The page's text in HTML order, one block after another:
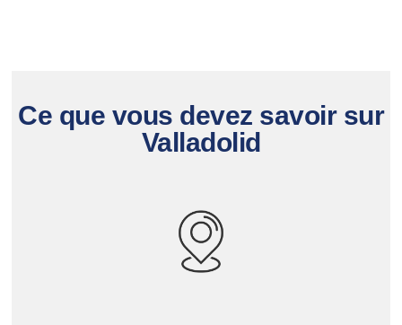
Ce que vous devez savoir sur
Valladolid